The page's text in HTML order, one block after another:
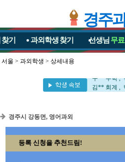
경주
찾기 과외학생찾기 선생님 무
서울 > 과외학생 > 상세내용
이** 수학/
임** 수학 ,
김** 회계 ,
김** 영어/
경주시 강동면, 영어과외
등록 신청을 추천드림!